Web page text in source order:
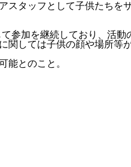
タッフとして子供たちを
参加を継続しており、活
しては子供の顔や場所等
能とのこと。